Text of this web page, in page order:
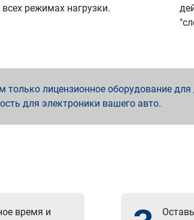
всех режимах нагрузки.
лицензионное оборудование для
для электроники вашего авто.
время и